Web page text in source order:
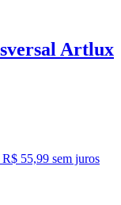
Artlux
R$ 55,99 sem juros